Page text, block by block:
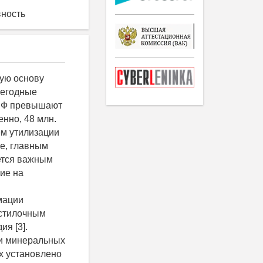
как в пахотном, так и в нижележащих горизонтах (таблица 2.). Согласно литературным данным рост численности микроорганизмов в почве оказывает как отрицательное, так и положительное влияние на состояние агрофитоценоза, плодородие почвы. В условиях, благоприятствующих активизации обменных процессов, синтезу физиологически активных и гумусообразующих соединений, увеличение численности микроорганизмов способствует росту плодородия почв. Однако чрезвычайно высокое содержание в почве денитрификаторов увеличивает непроизводительные потери азота - важнейшего биогенного элемента, которые могут превысить 20% от его общего содержания в удобрениях [3]. Увеличение численности нитрифицирующих бактерий, согласно результатам многочисленных исследований, приводит к накоплению нитратов в почве, в продукции растениеводства, повышает риск загрязнения грунтовых вод [1]. Высокая обсеменненность актиномицетами, грибами, бактериями, способных синтезировать токсичные соединения, в основном фенольной природы, как правило, обусловливает снижение интенсивности обменных процессов в почве, ее энергетического потенциала [3,